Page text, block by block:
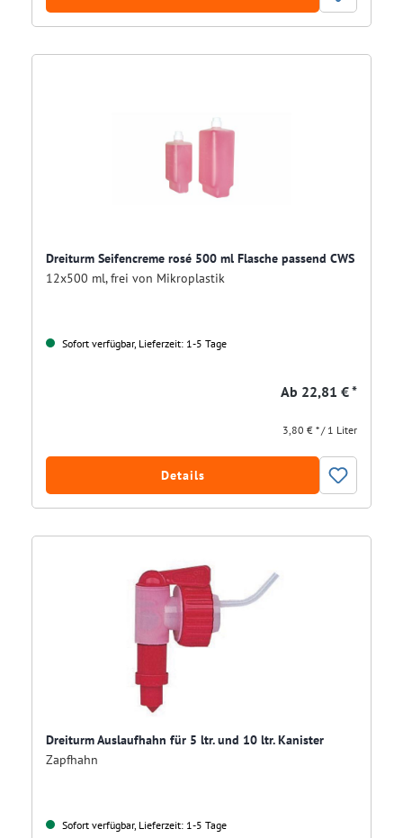
Dreiturm Seifencreme rosé 500 ml Flasche passend CWS
12x500 ml, frei von Mikroplastik
Sofort verfügbar, Lieferzeit: 1-5 Tage
Ab 22,81 € *
3,80 € * / 1 Liter
Details
Dreiturm Auslaufhahn für 5 ltr. und 10 ltr. Kanister
Zapfhahn
Sofort verfügbar, Lieferzeit: 1-5 Tage